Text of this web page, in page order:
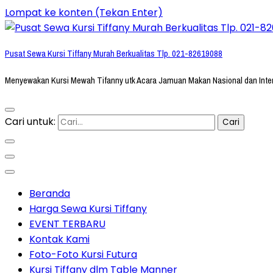
Lompat ke konten (Tekan Enter)
Pusat Sewa Kursi Tiffany Murah Berkualitas Tlp. 021-82619088
Menyewakan Kursi Mewah Tifanny utk Acara Jamuan Makan Nasional dan
Cari untuk:
Beranda
Harga Sewa Kursi Tiffany
EVENT TERBARU
Kontak Kami
Foto-Foto Kursi Futura
Kursi Tiffany dlm Table Manner